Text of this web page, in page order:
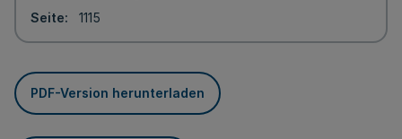
Seite
1115
PDF-Version herunterladen